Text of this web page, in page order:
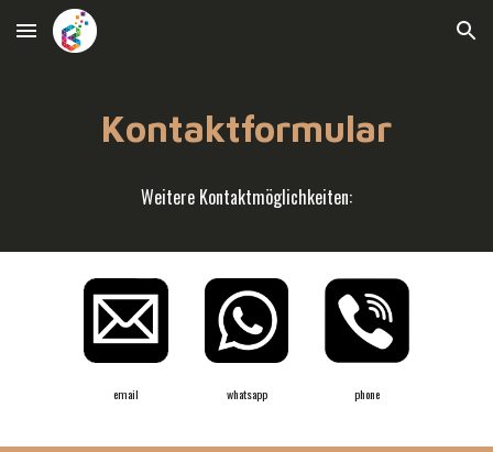
Skip to main content Skip to navigation
Kontaktformular
Weitere Kontaktmöglichkeiten:
email whatsapp phone